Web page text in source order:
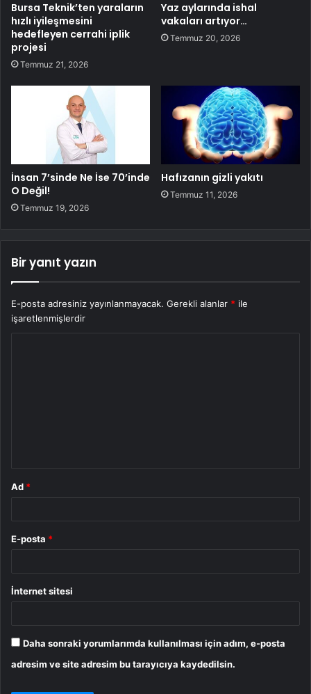
Bursa Teknik’ten yaraların
hızlı iyileşmesini
hedefleyen cerrahi iplik
projesi
Temmuz 21, 2026
Yaz aylarında ishal
vakaları artıyor…
Temmuz 20, 2026
İnsan 7’sinde Ne İse 70’inde
O Değil!
Temmuz 19, 2026
Hafızanın gizli yakıtı
Temmuz 11, 2026
Bir yanıt yazın
E-posta adresiniz yayınlanmayacak. Gerekli alanlar * ile
işaretlenmişlerdir
Ad *
E-posta *
İnternet sitesi
Daha sonraki yorumlarımda kullanılması için adım, e-posta
adresim ve site adresim bu tarayıcıya kaydedilsin.